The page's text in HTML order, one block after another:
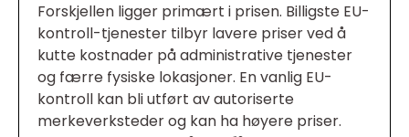
Forskjellen ligger primært i prisen. Billigste EU-
kontroll-tjenester tilbyr lavere priser ved å
kutte kostnader på administrative tjenester
og færre fysiske lokasjoner. En vanlig EU-
kontroll kan bli utført av autoriserte
merkeverksteder og kan ha høyere priser.